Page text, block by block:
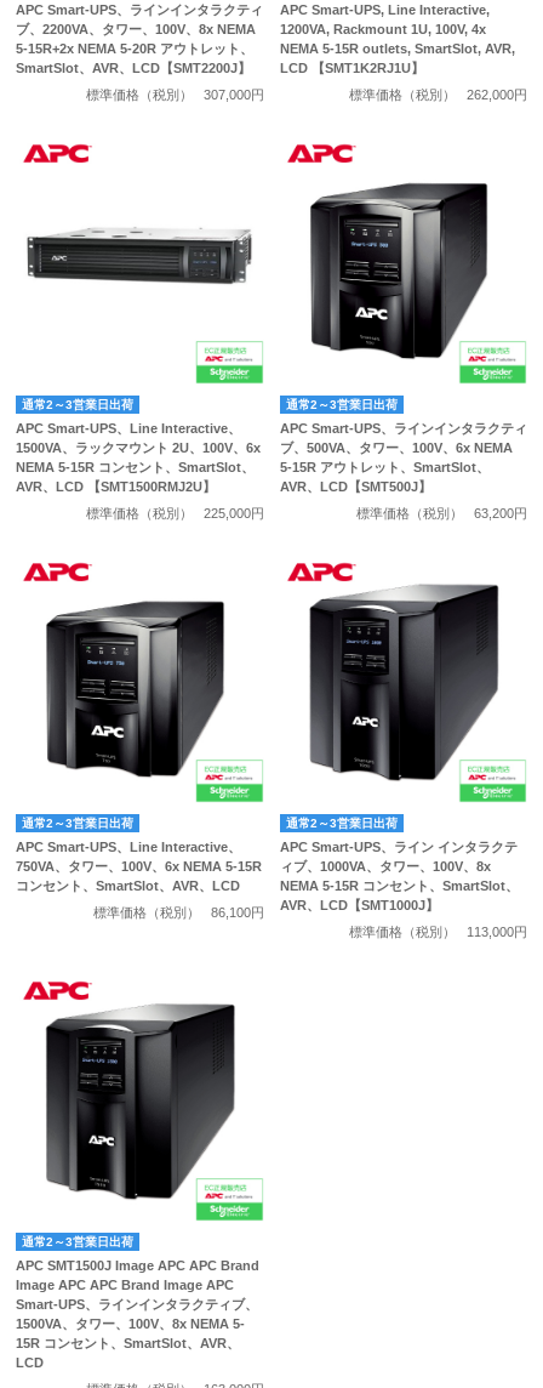
APC Smart-UPS、ラインインタラクティ
ブ、2200VA、タワー、100V、8x NEMA
5-15R+2x NEMA 5-20R アウトレット、
SmartSlot、AVR、LCD【SMT2200J】
標準価格（税別）
307,000円
APC Smart-UPS, Line Interactive,
1200VA, Rackmount 1U, 100V, 4x
NEMA 5-15R outlets, SmartSlot, AVR,
LCD 【SMT1K2RJ1U】
標準価格（税別）
262,000円
通常2～3営業日出荷
APC Smart-UPS、Line Interactive、
1500VA、ラックマウント 2U、100V、6x
NEMA 5-15R コンセント、SmartSlot、
AVR、LCD 【SMT1500RMJ2U】
標準価格（税別）
225,000円
通常2～3営業日出荷
APC Smart-UPS、ラインインタラクティ
ブ、500VA、タワー、100V、6x NEMA
5-15R アウトレット、SmartSlot、
AVR、LCD【SMT500J】
標準価格（税別）
63,200円
通常2～3営業日出荷
APC Smart-UPS、Line Interactive、
750VA、タワー、100V、6x NEMA 5-15R
コンセント、SmartSlot、AVR、LCD
標準価格（税別）
86,100円
通常2～3営業日出荷
APC Smart-UPS、ライン インタラクテ
ィブ、1000VA、タワー、100V、8x
NEMA 5-15R コンセント、SmartSlot、
AVR、LCD【SMT1000J】
標準価格（税別）
113,000円
通常2～3営業日出荷
APC SMT1500J Image APC APC Brand
Image APC APC Brand Image APC
Smart-UPS、ラインインタラクティブ、
1500VA、タワー、100V、8x NEMA 5-
15R コンセント、SmartSlot、AVR、
LCD